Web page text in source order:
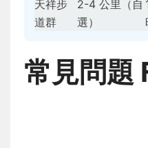
天祥步
道群
2-4 公里（自
選）
常見問題